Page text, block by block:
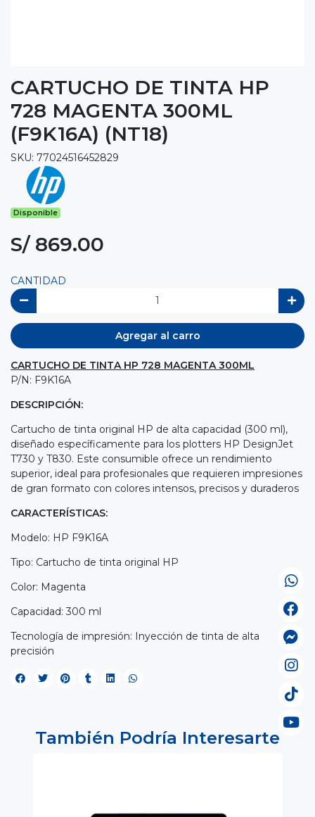
CARTUCHO DE TINTA HP
728 MAGENTA 300ML
(F9K16A) (NT18)
SKU: 77024516452829
Disponible
S/ 869.00
CANTIDAD
Agregar al carro
CARTUCHO DE TINTA HP 728 MAGENTA 300ML
P/N: F9K16A
DESCRIPCIÓN:
Cartucho de tinta original HP de alta capacidad (300 ml),
diseñado específicamente para los plotters HP DesignJet
T730 y T830. Este consumible ofrece un rendimiento
superior, ideal para profesionales que requieren impresiones
de gran formato con colores intensos, precisos y duraderos
CARACTERÍSTICAS:
Modelo: HP F9K16A
Tipo: Cartucho de tinta original HP
Color: Magenta
Capacidad: 300 ml
Tecnología de impresión: Inyección de tinta de alta
precisión
También Podría Interesarte